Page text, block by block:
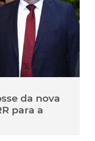
da nova
para a